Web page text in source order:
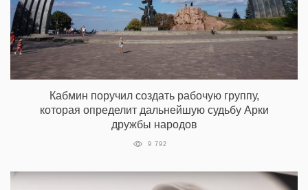
Кабмин поручил создать рабочую группу,
которая определит дальнейшую судьбу Арки
дружбы народов
9 792